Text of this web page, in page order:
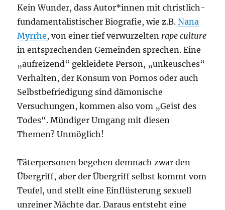
Kein Wunder, dass Autor*innen mit christlich-
fundamentalistischer Biografie, wie z.B.Nana
Myrrhe, von einer tief verwurzelten rape culture
in entsprechenden Gemeinden sprechen. Eine
„aufreizend“ gekleidete Person, „unkeusches“
Verhalten, der Konsum von Pornos oder auch
Selbstbefriedigung sind dämonische
Versuchungen, kommen also vom „Geist des
Todes“. Mündiger Umgang mit diesen
Themen? Unmöglich!
Täterpersonen begehen demnach zwar den
Übergriff, aber der Übergriff selbst kommt vom
Teufel, und stellt eine Einflüsterung sexuell
unreiner Mächte dar. Daraus entsteht eine